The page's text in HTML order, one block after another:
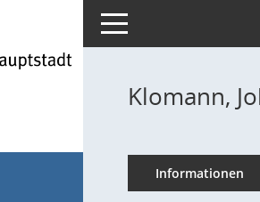
Toggle navigation
Klomann,
Informationen